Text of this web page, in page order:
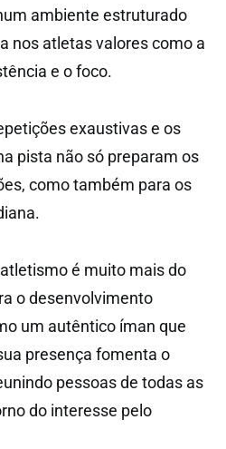
ambiente estruturado
nos atletas valores como a
e o foco.
exaustivas e os
pista não só preparam os
como também para os
é muito mais do
o desenvolvimento
um autêntico íman que
presença fomenta o
pessoas de todas as
do interesse pelo